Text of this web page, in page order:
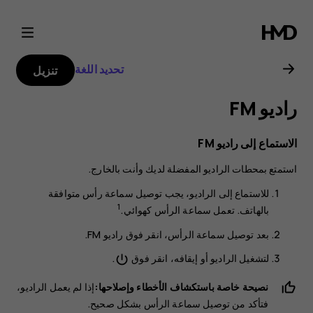
دليل
مستخدم
هاتف
Nokia
8.1
تحديد اللغة تنزيل
راديو FM
الاستماع إلى راديو ‪FM‬
استمتع بمحطات الراديو المفضلة لديك وأنت بالخارج.
للاستماع إلى الراديو، يجب توصيل سماعة رأس متوافقة
بالهاتف. تعمل سماعة الرأس كهوائي. 1
بعد توصيل سماعة الرأس، انقر فوق راديو FM
.
لتشغيل الراديو أو إيقافه، انقر فوق power_settings_new
.
نصيحة خاصة باستكشاف الأخطاء وإصلاحها:إذا لم يعمل الراديو،
فتأكد من توصيل سماعة الرأس بشكل صحيح.